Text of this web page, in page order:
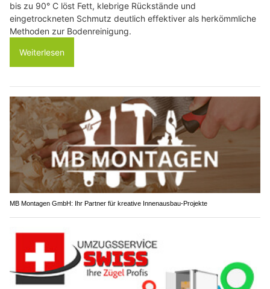
bis zu 90° C löst Fett, klebrige Rückstände und
eingetrockneten Schmutz deutlich effektiver als herkömmliche
Methoden zur Bodenreinigung.
Weiterlesen
MB Montagen GmbH: Ihr Partner für kreative Innenausbau-Projekte